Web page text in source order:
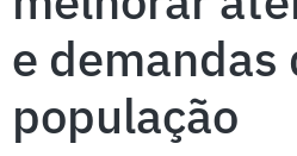
e demandas
população